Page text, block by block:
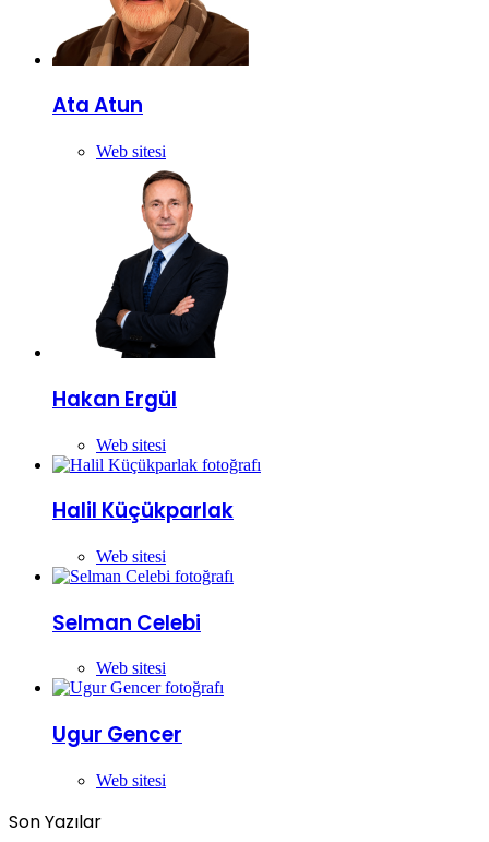
Ata Atun
Web sitesi
Hakan Ergül
Web sitesi
Halil Küçükparlak
Web sitesi
Selman Celebi
Web sitesi
Ugur Gencer
Web sitesi
Son Yazılar